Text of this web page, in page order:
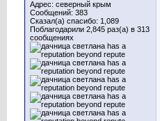
Адрес: северный крым
Сообщений: 383
Сказал(а) спасибо: 1,089
Поблагодарили 2,845 раз(а) в 313
сообщениях